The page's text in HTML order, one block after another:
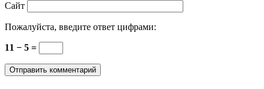
Сайт
Пожалуйста, введите ответ цифрами:
11 − 5 =